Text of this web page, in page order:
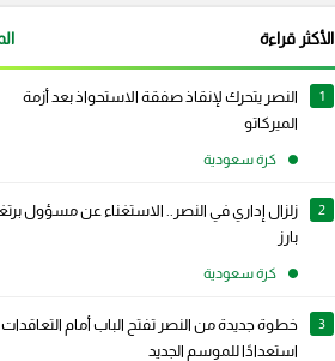
الأكثر قراءة
1
النصر يتحرك لإنقاذ صفقة الاستحواذ بعد أزمة
الميركاتو
كرة سعودية
2
زلزال إداري في النصر.. الاستغناء عن مسؤول
بارز
كرة سعودية
3
خطوة جديدة من النصر تفتح الباب أمام التعاقدات
استعدادًا للموسم الجديد